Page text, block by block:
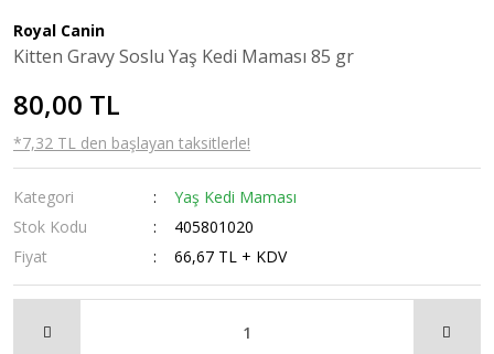
Royal Canin
Kitten Gravy Soslu Yaş Kedi Maması 85 gr
80,00 TL
*7,32 TL den başlayan taksitlerle!
Kategori
Yaş Kedi Maması
Stok Kodu
405801020
Fiyat
66,67 TL + KDV